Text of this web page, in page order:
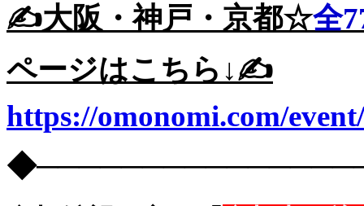
✍️大阪・神戸・京都☆全
ページはこちら↓✍️
https://omonomi.com/